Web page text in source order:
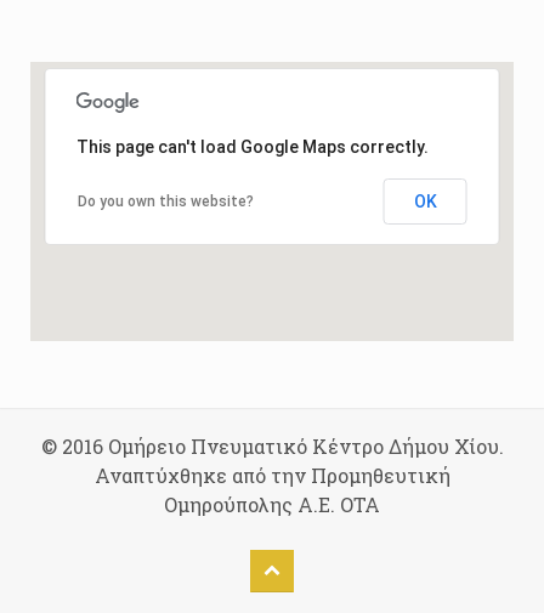
This page can't load Google Maps correctly.
Do you own this website? OK
© 2016 Ομήρειο Πνευματικό Κέντρο Δήμου Χίου.
Αναπτύχθηκε από την Προμηθευτική
Ομηρούπολης Α.Ε. ΟΤΑ